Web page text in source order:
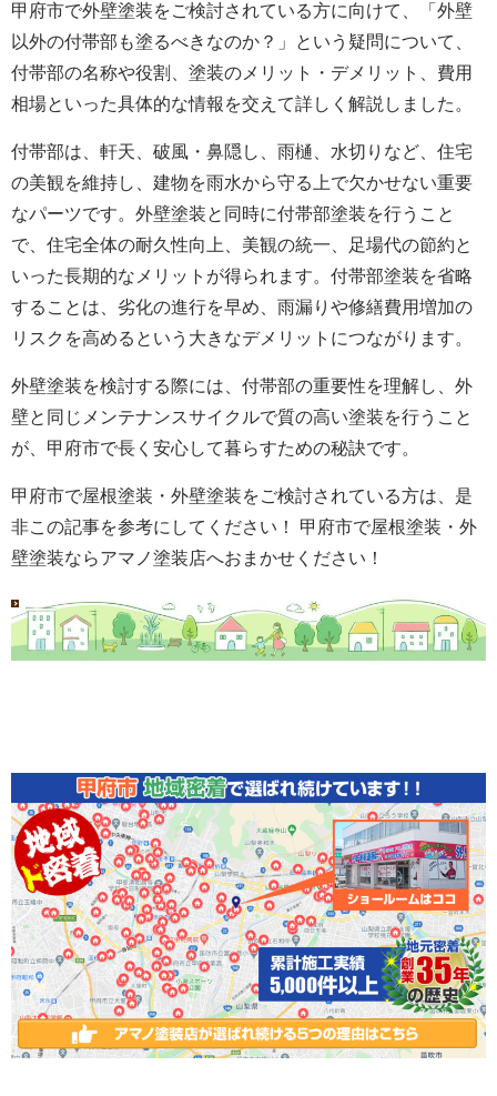
甲府市で外壁塗装をご検討されている方に向けて、「外壁
以外の付帯部も塗るべきなのか？」という疑問について、
付帯部の名称や役割、塗装のメリット・デメリット、費用
相場といった具体的な情報を交えて詳しく解説しました。
付帯部は、軒天、破風・鼻隠し、雨樋、水切りなど、住宅
の美観を維持し、建物を雨水から守る上で欠かせない重要
なパーツです。外壁塗装と同時に付帯部塗装を行うこと
で、住宅全体の耐久性向上、美観の統一、足場代の節約と
いった長期的なメリットが得られます。付帯部塗装を省略
することは、劣化の進行を早め、雨漏りや修繕費用増加の
リスクを高めるという大きなデメリットにつながります。
外壁塗装を検討する際には、付帯部の重要性を理解し、外
壁と同じメンテナンスサイクルで質の高い塗装を行うこと
が、甲府市で長く安心して暮らすための秘訣です。
甲府市で屋根塗装・外壁塗装をご検討されている方は、是
非この記事を参考にしてください！ 甲府市で屋根塗装・外
壁塗装ならアマノ塗装店へおまかせください！